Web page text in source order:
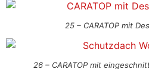
25 – CARATOP mit
26 – CARATOP mit